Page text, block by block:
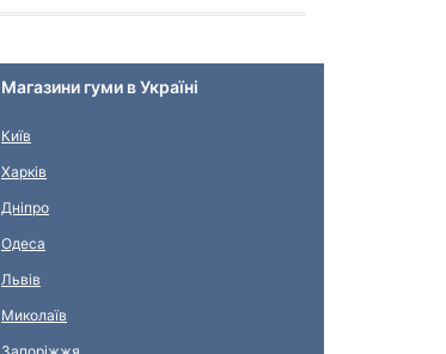
Магазини гуми в Україні
Київ
Харків
Дніпро
Одеса
Львів
Миколаїв